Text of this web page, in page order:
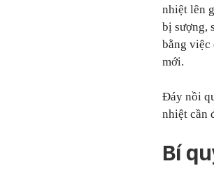
nhiệt lên
bị sượng,
bằng việc
mới.
Đáy nồi
nhiệt cần
Bí